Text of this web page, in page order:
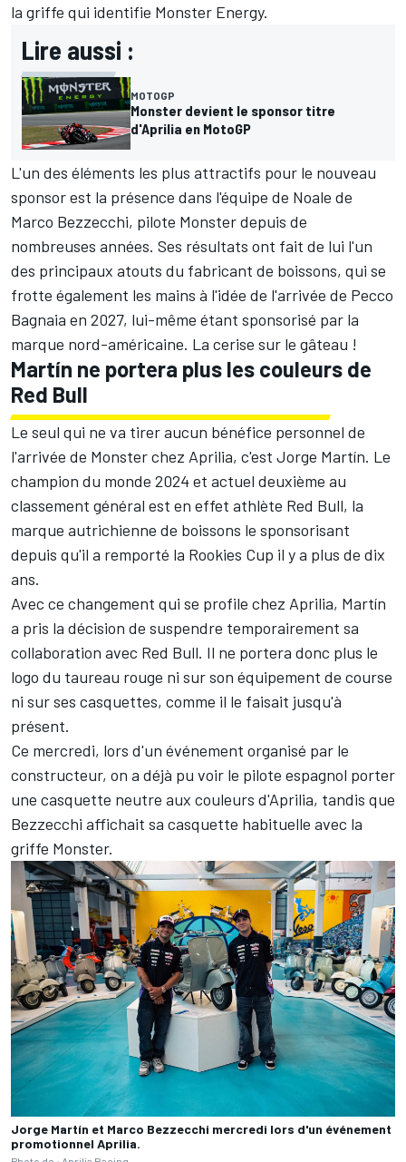
la griffe qui identifie Monster Energy.
Lire aussi :
MOTOGP
Monster devient le sponsor titre
d'Aprilia en MotoGP
L'un des éléments les plus attractifs pour le nouveau
sponsor est la présence dans l'équipe de Noale de
Marco Bezzecchi, pilote Monster depuis de
nombreuses années. Ses résultats ont fait de lui l'un
des principaux atouts du fabricant de boissons, qui se
frotte également les mains à l'idée de l'arrivée de Pecco
Bagnaia en 2027, lui-même étant sponsorisé par la
marque nord-américaine. La cerise sur le gâteau !
Martín ne portera plus les couleurs de
Red Bull
Le seul qui ne va tirer aucun bénéfice personnel de
l'arrivée de Monster chez Aprilia, c'est Jorge Martín. Le
champion du monde 2024 et actuel deuxième au
classement général est en effet athlète Red Bull, la
marque autrichienne de boissons le sponsorisant
depuis qu'il a remporté la Rookies Cup il y a plus de dix
ans.
Avec ce changement qui se profile chez Aprilia, Martín
a pris la décision de suspendre temporairement sa
collaboration avec Red Bull. Il ne portera donc plus le
logo du taureau rouge ni sur son équipement de course
ni sur ses casquettes, comme il le faisait jusqu'à
présent.
Ce mercredi, lors d'un événement organisé par le
constructeur, on a déjà pu voir le pilote espagnol porter
une casquette neutre aux couleurs d'Aprilia, tandis que
Bezzecchi affichait sa casquette habituelle avec la
griffe Monster.
Jorge Martín et Marco Bezzecchi mercredi lors d'un événement
promotionnel Aprilia.